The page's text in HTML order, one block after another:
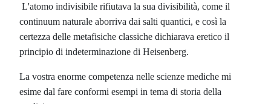
L'atomo indivisibile rifiutava la sua divisibilità, come il
continuum naturale aborriva dai salti quantici, e così la
certezza delle metafisiche classiche dichiarava eretico il
principio di indeterminazione di Heisenberg.
La vostra enorme competenza nelle scienze mediche mi
esime dal fare conformi esempi in tema di storia della